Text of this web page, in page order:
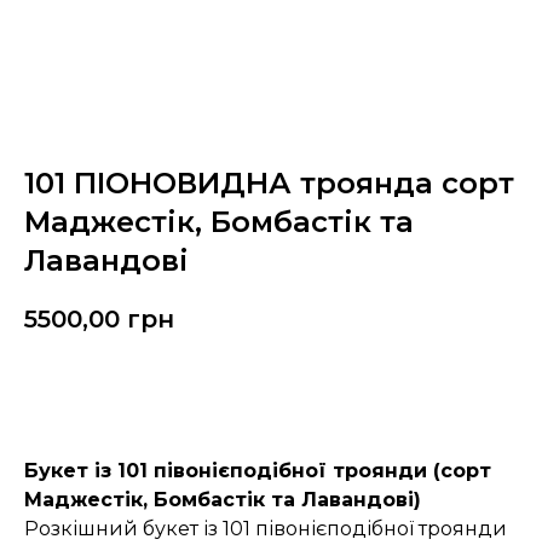
101 ПІОНОВИДНА троянда сорт
Маджестік, Бомбастік та
Лавандові
5500,00 грн
Букет із 101 півонієподібної троянди (сорт
Маджестік, Бомбастік та Лавандові)
Розкішний букет із 101 півонієподібної троянди